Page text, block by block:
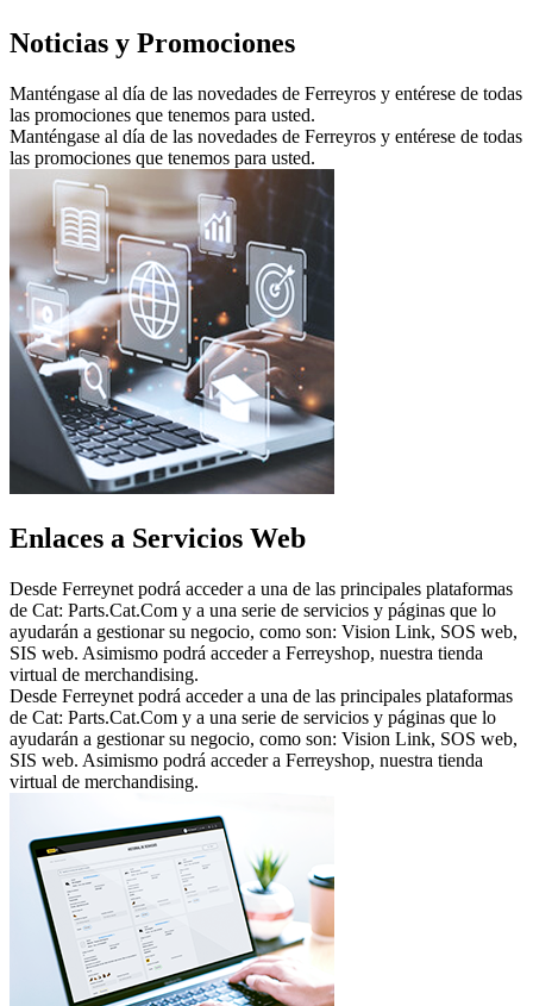
Noticias y Promociones
Manténgase al día de las novedades de Ferreyros y entérese de todas
las promociones que tenemos para usted.
Manténgase al día de las novedades de Ferreyros y entérese de todas
las promociones que tenemos para usted.
Enlaces a Servicios Web
Desde Ferreynet podrá acceder a una de las principales plataformas
de Cat: Parts.Cat.Com y a una serie de servicios y páginas que lo
ayudarán a gestionar su negocio, como son: Vision Link, SOS web,
SIS web. Asimismo podrá acceder a Ferreyshop, nuestra tienda
virtual de merchandising.
Desde Ferreynet podrá acceder a una de las principales plataformas
de Cat: Parts.Cat.Com y a una serie de servicios y páginas que lo
ayudarán a gestionar su negocio, como son: Vision Link, SOS web,
SIS web. Asimismo podrá acceder a Ferreyshop, nuestra tienda
virtual de merchandising.